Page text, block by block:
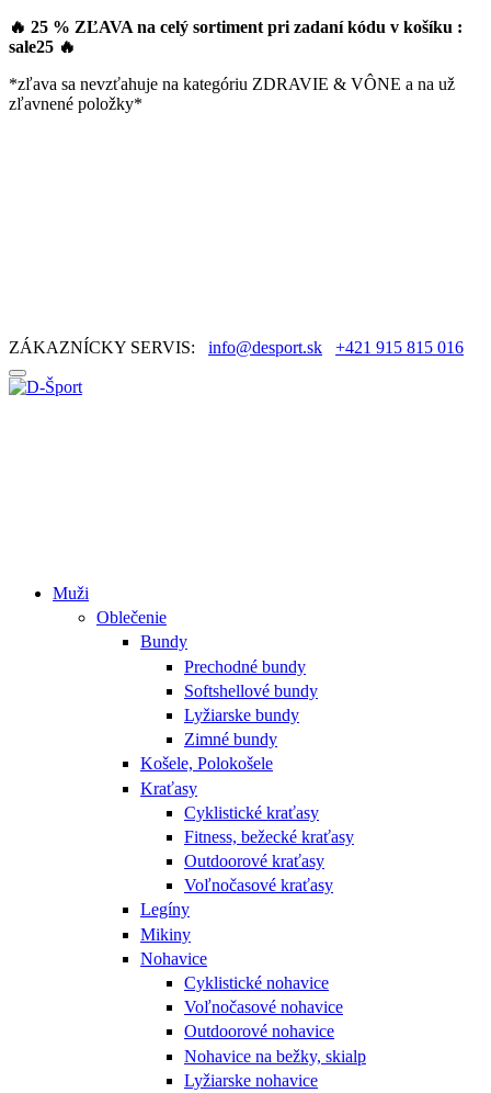
🔥 25 % ZĽAVA na celý sortiment pri zadaní kódu v košíku :
sale25 🔥
*zľava sa nevzťahuje na kategóriu ZDRAVIE & VÔNE a na už
zľavnené položky*
ZÁKAZNÍCKY SERVIS: info@desport.sk +421 915 815 016
Muži
Oblečenie
Bundy
Prechodné bundy
Softshellové bundy
Lyžiarske bundy
Zimné bundy
Košele, Polokošele
Kraťasy
Cyklistické kraťasy
Fitness, bežecké kraťasy
Outdoorové kraťasy
Voľnočasové kraťasy
Legíny
Mikiny
Nohavice
Cyklistické nohavice
Voľnočasové nohavice
Outdoorové nohavice
Nohavice na bežky, skialp
Lyžiarske nohavice